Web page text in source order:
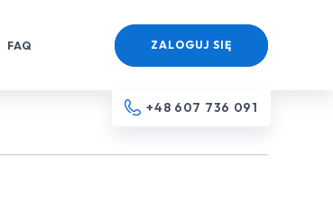
FAQ
+48 607 736 091
ZALOGUJ SIĘ